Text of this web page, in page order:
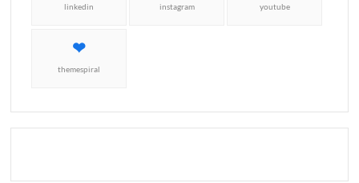
linkedin instagram youtube
themespiral